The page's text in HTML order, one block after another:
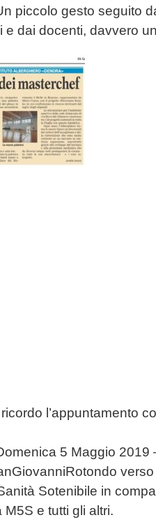
piccolo gesto seguito
e dai docenti, davvero
l’appuntamento
5 Maggio
Sotenibile in
e tutti gli altri.